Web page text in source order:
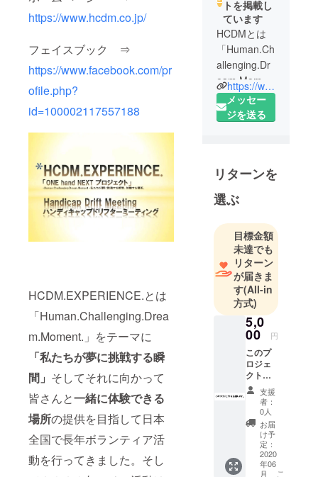
https://www.hcdm.co.jp/
フェイスブック ⇒
https://www.facebook.com/pr
ofile.php?
id=100002117557188
HCDM.EXPERIENCE.とは
「Human.Challenging.Drea
m.Moment.」をテーマに
「私たちが夢に挑戦する瞬
間」 そしてそれに向かって
皆さんと一緒に体験できる
場所の提供を目指して日本
全国で長年ボランティア活
動を行ってきました。そし
トを掲載し
ています
HCDMとは
「Human.Ch
allenging.Dr
eam.Momen
t.」をテーマ
に「私たち
る瞬間」そ
して自身と
同じ境遇や
障害を持っ
た人達と一
緒に社会復
帰や自立更
生を目指す
キッカケの
場所を目的
として自身
から見出し
た生きがい
であるサー
キットでの
安心安全を
モータース
ポーツ活動
https://www.hcdm.co.jp/
メッセー
ジを送る
リターンを
選ぶ
目標金額
未達でも
リターン
が届きま
す(All-in
方式)
5,0
00 円
このプ
ロジェ
クトに
共感・
賛同・
応援し
ていた
だける
方は、
こちら
からご
支援
者：
0人
お届
け予
定：
2020
年06
月
こ